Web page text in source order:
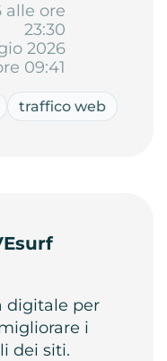
alle ore
23:30
2026
09:41
traffico web
digitale per
i
dei siti.